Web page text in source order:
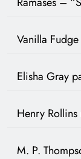
Vanilla
Elisha Gray
Henry Rollins
M. P.